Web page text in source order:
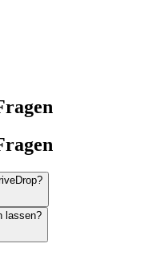
lassen?